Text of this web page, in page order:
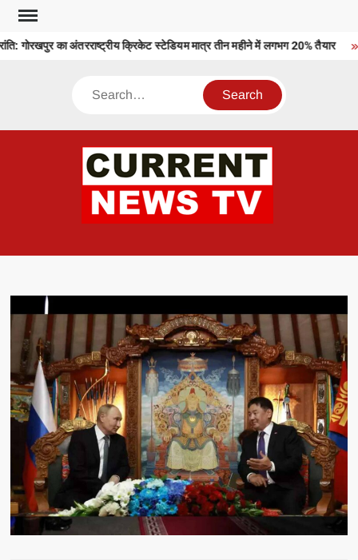
Skip
content
गोरखपुर का अंतरराष्ट्रीय क्रिकेट स्टेडियम मात्र तीन महीने में लगभग 20% तैयार
Search